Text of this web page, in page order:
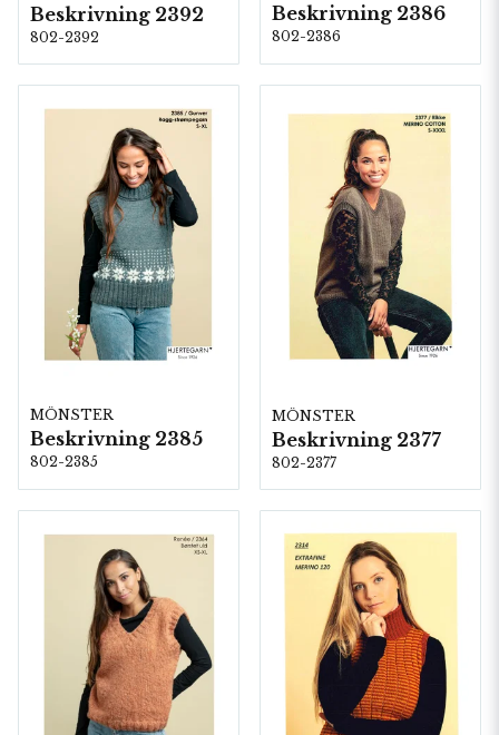
Beskrivning 2392
802-2392
Beskrivning 2386
802-2386
MÖNSTER
Beskrivning 2385
802-2385
MÖNSTER
Beskrivning 2377
802-2377